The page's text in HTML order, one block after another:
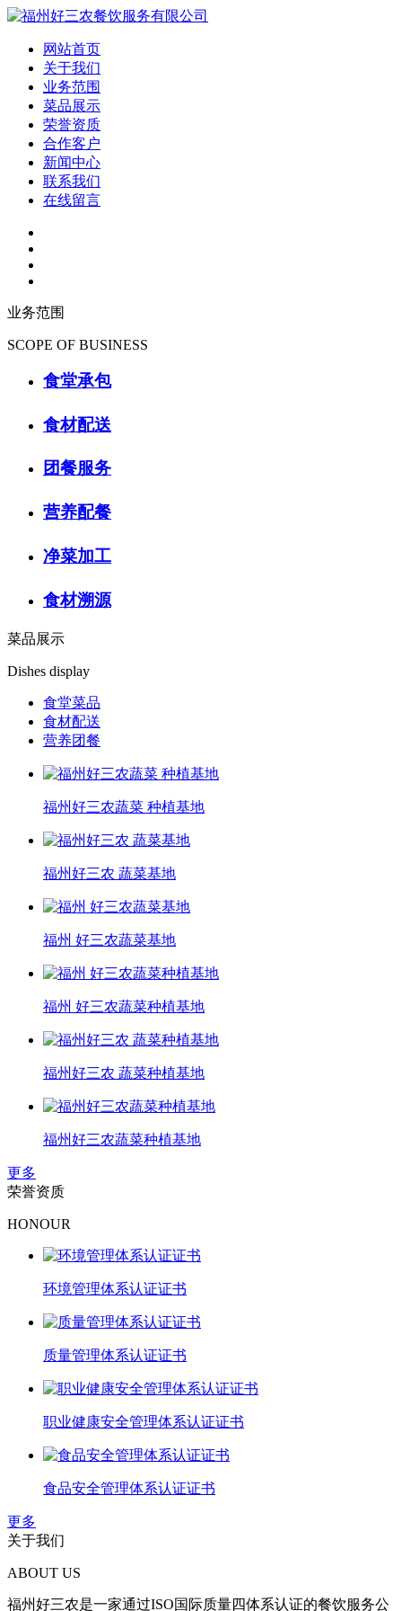
网站首页
关于我们
业务范围
菜品展示
荣誉资质
合作客户
新闻中心
联系我们
在线留言
业务范围
SCOPE OF BUSINESS
食堂承包
食材配送
团餐服务
营养配餐
净菜加工
食材溯源
菜品展示
Dishes display
食堂菜品
食材配送
营养团餐
福州好三农蔬菜 种植基地
福州好三农 蔬菜基地
福州 好三农蔬菜基地
福州 好三农蔬菜种植基地
福州好三农 蔬菜种植基地
福州好三农蔬菜种植基地
更多
荣誉资质
HONOUR
环境管理体系认证证书
质量管理体系认证证书
职业健康安全管理体系认证证书
食品安全管理体系认证证书
更多
关于我们
ABOUT US
福州好三农是一家通过ISO国际质量四体系认证的餐饮服务公